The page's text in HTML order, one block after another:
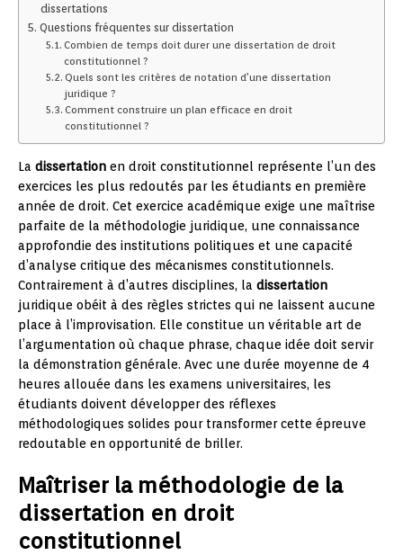
dissertations
Questions fréquentes sur dissertation
Combien de temps doit durer une dissertation de droit
constitutionnel ?
Quels sont les critères de notation d’une dissertation
juridique ?
Comment construire un plan efficace en droit
constitutionnel ?
La dissertation en droit constitutionnel représente l’un des
exercices les plus redoutés par les étudiants en première
année de droit. Cet exercice académique exige une maîtrise
parfaite de la méthodologie juridique, une connaissance
approfondie des institutions politiques et une capacité
d’analyse critique des mécanismes constitutionnels.
Contrairement à d’autres disciplines, la dissertation
juridique obéit à des règles strictes qui ne laissent aucune
place à l’improvisation. Elle constitue un véritable art de
l’argumentation où chaque phrase, chaque idée doit servir
la démonstration générale. Avec une durée moyenne de 4
heures allouée dans les examens universitaires, les
étudiants doivent développer des réflexes
méthodologiques solides pour transformer cette épreuve
redoutable en opportunité de briller.
Maîtriser la méthodologie de la
dissertation en droit
constitutionnel